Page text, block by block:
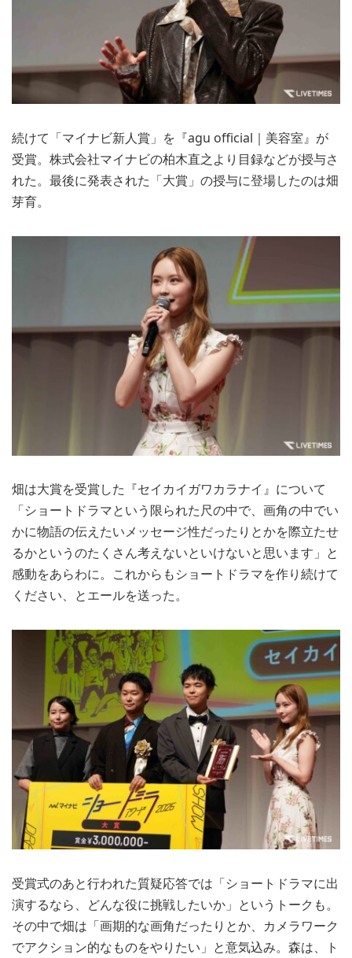
続けて「マイナビ新人賞」を『agu official｜美容室』が
受賞。株式会社マイナビの柏木直之より目録などが授与さ
れた。最後に発表された「大賞」の授与に登場したのは畑
芽育。
畑は大賞を受賞した『セイカイガワカラナイ』について
「ショートドラマという限られた尺の中で、画角の中でい
かに物語の伝えたいメッセージ性だったりとかを際立たせ
るかというのたくさん考えないといけないと思います」と
感動をあらわに。これからもショートドラマを作り続けて
ください、とエールを送った。
受賞式のあと行われた質疑応答では「ショートドラマに出
演するなら、どんな役に挑戦したいか」というトークも。
その中で畑は「画期的な画角だったりとか、カメラワーク
でアクション的なものをやりたい」と意気込み。森は、ト